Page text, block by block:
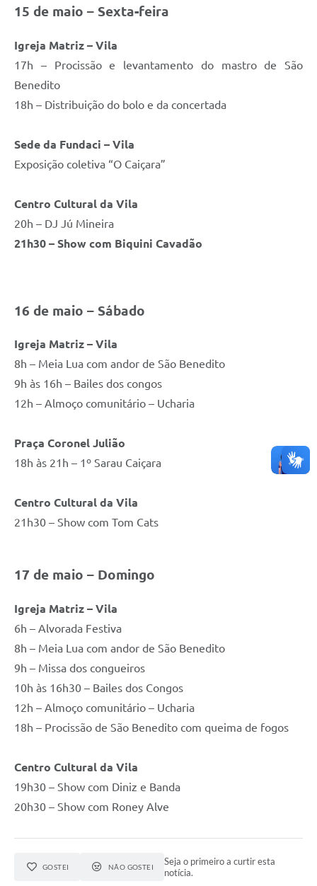
15 de maio – Sexta-feira
Igreja Matriz – Vila
17h – Procissão e levantamento do mastro de São
Benedito
18h – Distribuição do bolo e da concertada
Sede da Fundaci – Vila
Exposição coletiva “O Caiçara”
Centro Cultural da Vila
20h – DJ Jú Mineira
21h30 – Show com Biquini Cavadão
16 de maio – Sábado
Igreja Matriz – Vila
8h – Meia Lua com andor de São Benedito
9h às 16h – Bailes dos congos
12h – Almoço comunitário – Ucharia
Praça Coronel Julião
18h às 21h – 1º Sarau Caiçara
Centro Cultural da Vila
21h30 – Show com Tom Cats
17 de maio – Domingo
Igreja Matriz – Vila
6h – Alvorada Festiva
8h – Meia Lua com andor de São Benedito
9h – Missa dos congueiros
10h às 16h30 – Bailes dos Congos
12h – Almoço comunitário – Ucharia
18h – Procissão de São Benedito com queima de fogos
Centro Cultural da Vila
19h30 – Show com Diniz e Banda
20h30 – Show com Roney Alve
GOSTEI NÃO GOSTEI
Seja o primeiro a curtir esta
notícia.